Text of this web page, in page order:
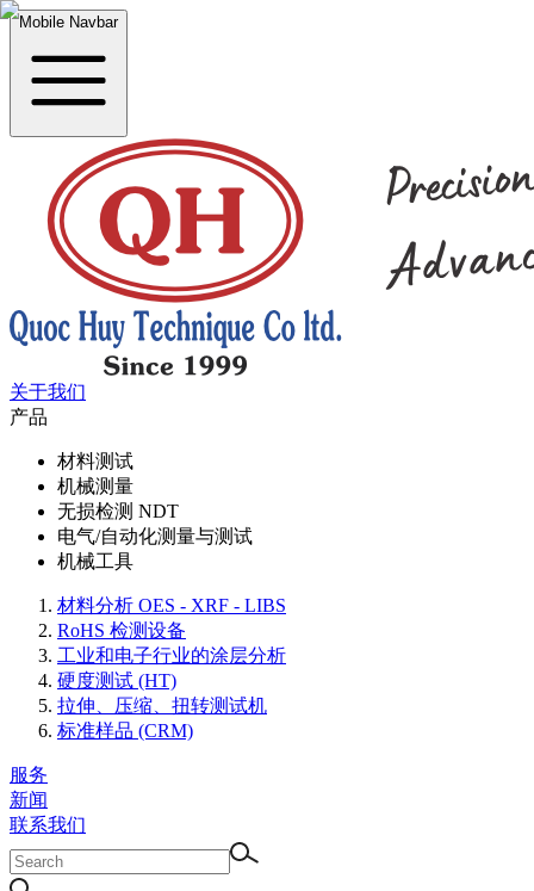
Mobile Navbar
关于我们
产品
材料测试
机械测量
无损检测 NDT
电气/自动化测量与测试
机械工具
材料分析 OES - XRF - LIBS
RoHS 检测设备
工业和电子行业的涂层分析
硬度测试 (HT)
拉伸、压缩、扭转测试机
标准样品 (CRM)
服务
新闻
联系我们